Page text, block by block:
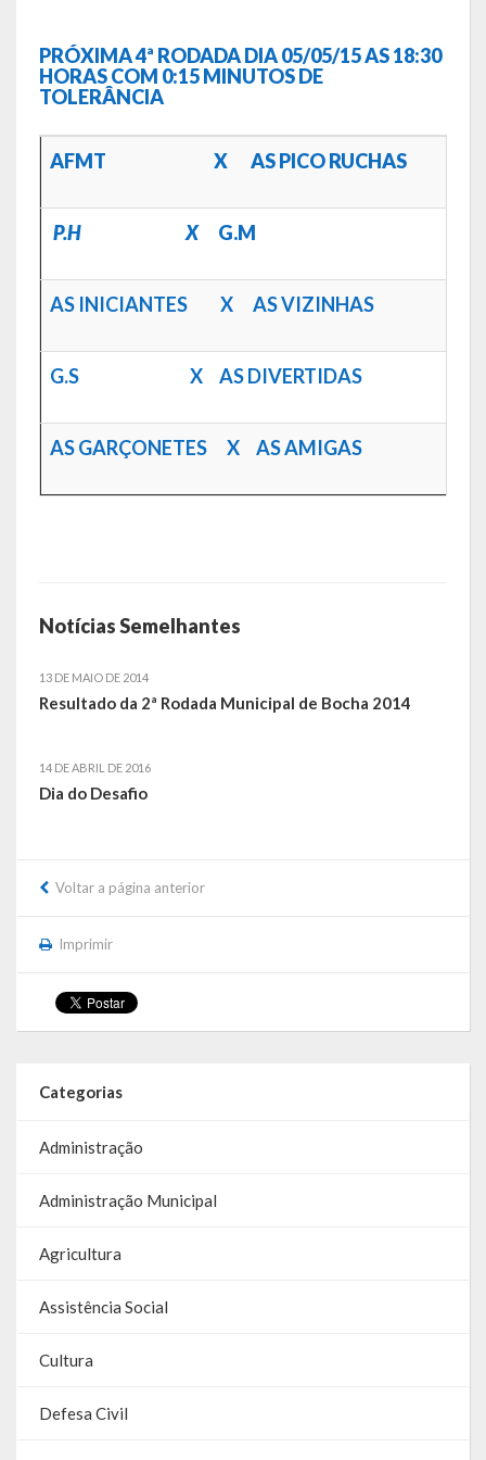
Galeria de Vereadores
Vídeos
Programas
Covid 19
Planos
SIAFIC
Prestação de Contas
Legislativo
Parcerias – LEI 13.019/2014
RREO
PPA
LOA
LDO
PRÓXIMA 4ª RODADA DIA 05/05/15 AS 18:30
HORAS COM 0:15 MINUTOS DE
TOLERÂNCIA
AFMT X AS PICO RUCHAS
P.H X G.M
AS INICIANTES X AS VIZINHAS
G.S X AS DIVERTIDAS
AS GARÇONETES X AS AMIGAS
Notícias Semelhantes
13 DE MAIO DE 2014
Resultado da 2ª Rodada Municipal de Bocha 2014
14 DE ABRIL DE 2016
Dia do Desafio
Voltar a página anterior
Imprimir
Categorias
Administração
Administração Municipal
Agricultura
Assistência Social
Cultura
Defesa Civil